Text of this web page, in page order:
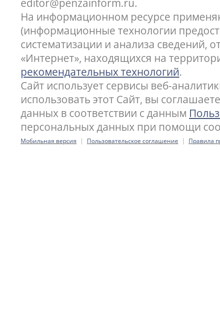
editor@penzainform.ru.
На информационном ресурсе
(информационные технологии
систематизации и анализа сведений,
«Интернет», находящихся на
рекомендательных технологий.
Сайт использует сервисы веб-
использовать этот Сайт, вы
данных в соответствии с данным
персональных данных при помощи
Мобильная версия | Пользовательское соглашение | Правила